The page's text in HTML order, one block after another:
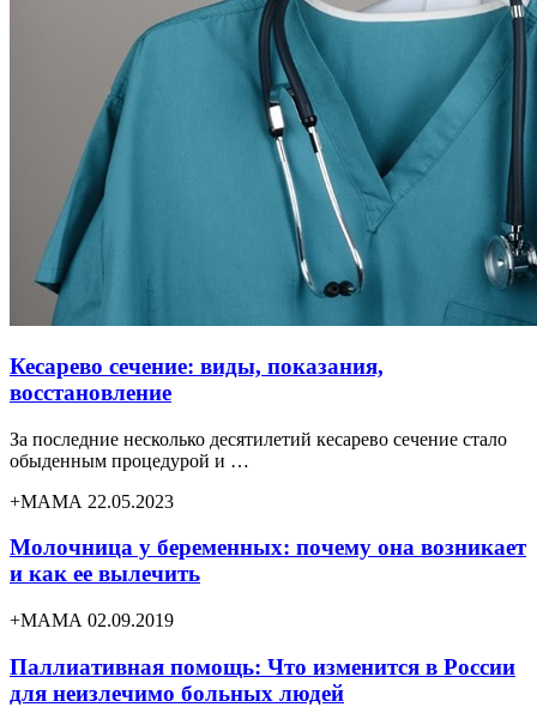
Кесарево сечение: виды, показания,
восстановление
За последние несколько десятилетий кесарево сечение стало
обыденным процедурой и …
+МАМА 22.05.2023
Молочница у беременных: почему она возникает
и как ее вылечить
+МАМА 02.09.2019
Паллиативная помощь: Что изменится в России
для неизлечимо больных людей